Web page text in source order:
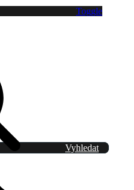
Toggle
Vyhledat